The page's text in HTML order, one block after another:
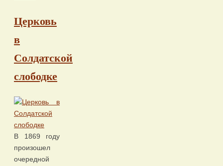
Церковь
в
Солдатской
слободке
В 1869 году
произошел
очередной